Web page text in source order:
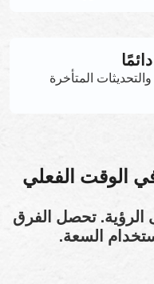
المتأخرة
الوقت الفعلي
الرؤية. تحصل الفرق
السعة.